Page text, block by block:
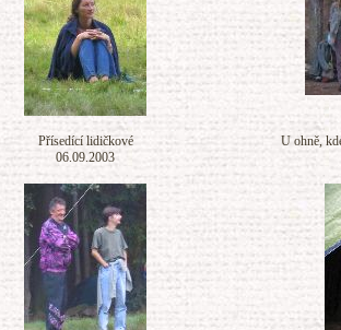
Přísedící lidičkové
06.09.2003
U ohně,